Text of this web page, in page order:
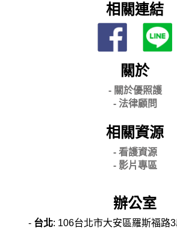
相關連結
關於
- 關於優照護
- 法律顧問
相關資源
- 看護資源
- 影片專區
辦公室
- 台北: 106台北市大安區羅斯福路